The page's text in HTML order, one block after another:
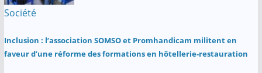
Société
Inclusion : l’association SOMSO et Promhandicam militent en
faveur d’une réforme des formations en hôtellerie-restauration